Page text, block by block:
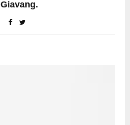
Giavang.